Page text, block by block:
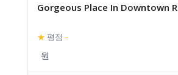
Gorgeous Place In Downtown
★ 평점 –